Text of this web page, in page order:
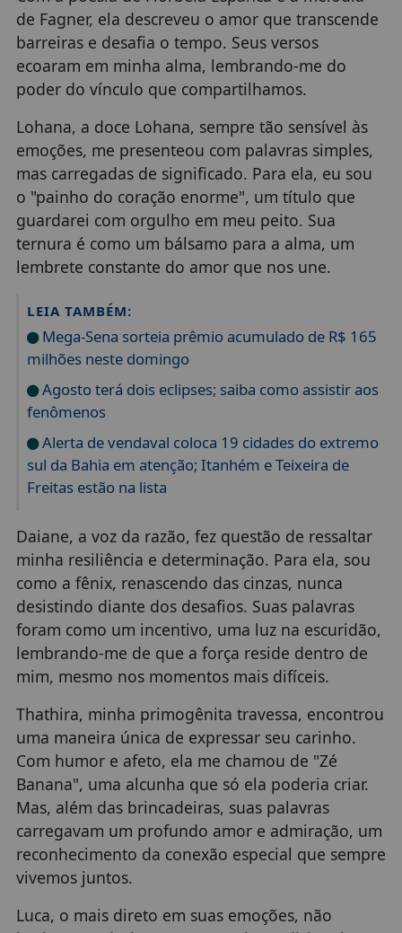
de Fagner, ela descreveu o amor que transcende
barreiras e desafia o tempo. Seus versos
ecoaram em minha alma, lembrando-me do
poder do vínculo que compartilhamos.
Lohana, a doce Lohana, sempre tão sensível às
emoções, me presenteou com palavras simples,
mas carregadas de significado. Para ela, eu sou
o "painho do coração enorme", um título que
guardarei com orgulho em meu peito. Sua
ternura é como um bálsamo para a alma, um
lembrete constante do amor que nos une.
LEIA TAMBÉM:
Mega-Sena sorteia prêmio acumulado de R$ 165
milhões neste domingo
Agosto terá dois eclipses; saiba como assistir aos
fenômenos
Alerta de vendaval coloca 19 cidades do extremo
sul da Bahia em atenção; Itanhém e Teixeira de
Freitas estão na lista
Daiane, a voz da razão, fez questão de ressaltar
minha resiliência e determinação. Para ela, sou
como a fênix, renascendo das cinzas, nunca
desistindo diante dos desafios. Suas palavras
foram como um incentivo, uma luz na escuridão,
lembrando-me de que a força reside dentro de
mim, mesmo nos momentos mais difíceis.
Thathira, minha primogênita travessa, encontrou
uma maneira única de expressar seu carinho.
Com humor e afeto, ela me chamou de "Zé
Banana", uma alcunha que só ela poderia criar.
Mas, além das brincadeiras, suas palavras
carregavam um profundo amor e admiração, um
reconhecimento da conexão especial que sempre
vivemos juntos.
Luca, o mais direto em suas emoções, não